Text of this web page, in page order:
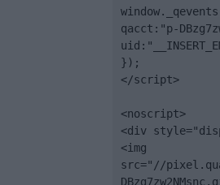
qacct:"p-
});
</script>
<noscript>
<div
<img
src="//